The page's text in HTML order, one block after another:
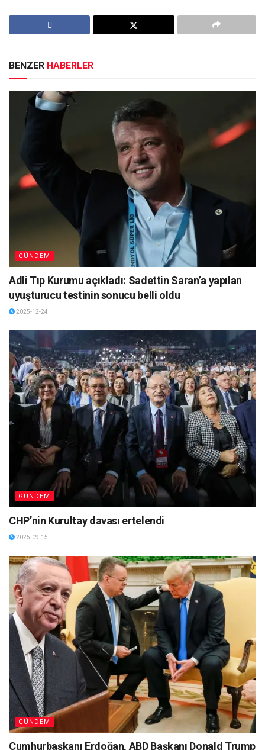
BENZER HABERLER
GÜNDEM
Adli Tıp Kurumu açıkladı: Sadettin Saran’a yapılan
uyuşturucu testinin sonucu belli oldu
2025-12-24
GÜNDEM
CHP’nin Kurultay davası ertelendi
2025-09-15
GÜNDEM
Cumhurbaşkanı Erdoğan, ABD Başkanı Donald Trump